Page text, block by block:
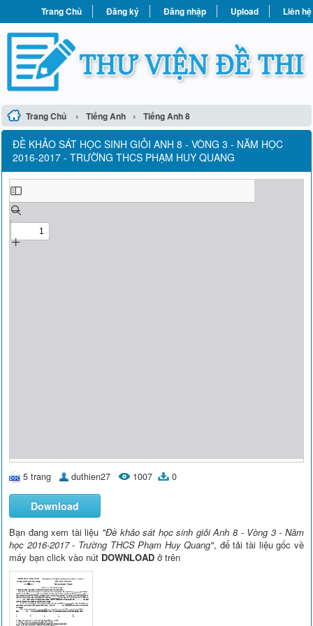
Trang Chủ Đăng ký Đăng nhập Upload Liên hệ
Trang Chủ › Tiếng Anh › Tiếng Anh 8
ĐỀ KHẢO SÁT HỌC SINH GIỎI ANH 8 - VÒNG 3 - NĂM HỌC
2016-2017 - TRƯỜNG THCS PHẠM HUY QUANG
5 trang duthien27 1007 0
Download
Bạn đang xem tài liệu "Đề khảo sát học sinh giỏi Anh 8 - Vòng 3 - Năm
học 2016-2017 - Trường THCS Phạm Huy Quang", để tải tài liệu gốc về
máy bạn click vào nút DOWNLOAD ở trên